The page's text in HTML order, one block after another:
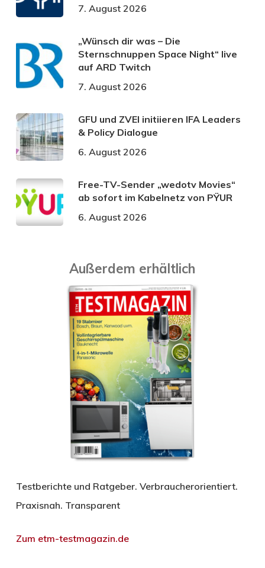
7. August 2026
„Wünsch dir was – Die
Sternschnuppen Space Night“ live
auf ARD Twitch
7. August 2026
GFU und ZVEI initiieren IFA Leaders
& Policy Dialogue
6. August 2026
Free-TV-Sender „wedotv Movies“
ab sofort im Kabelnetz von PŸUR
6. August 2026
Außerdem erhältlich
Testberichte und Ratgeber. Verbraucherorientiert.
Praxisnah. Transparent
Zum etm-testmagazin.de